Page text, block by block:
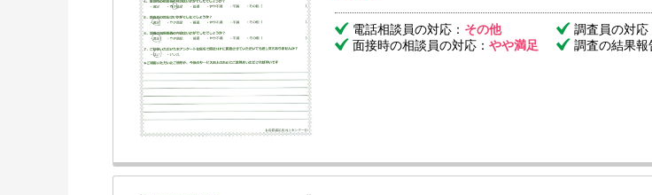
電話相談員の対応： その他 調査員の対応
面接時の相談員の対応： やや満足 調査の結果報